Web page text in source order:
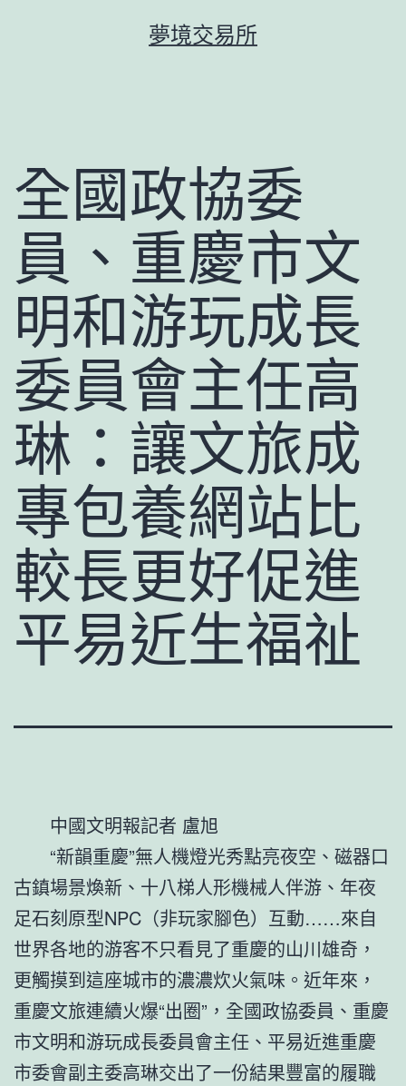
夢境交易所
全國政協委
員、重慶市文
明和游玩成長
委員會主任高
琳：讓文旅成
專包養網站比
較長更好促進
平易近生福祉
中國文明報記者 盧旭
“新韻重慶”無人機燈光秀點亮夜空、磁器口
古鎮場景煥新、十八梯人形機械人伴游、年夜
足石刻原型NPC（非玩家腳色）互動……來自
世界各地的游客不只看見了重慶的山川雄奇，
更觸摸到這座城市的濃濃炊火氣味。近年來，
重慶文旅連續火爆“出圈”，全國政協委員、重慶
市文明和游玩成長委員會主任、平易近進重慶
市委會副主委高琳交出了一份結果豐富的履職